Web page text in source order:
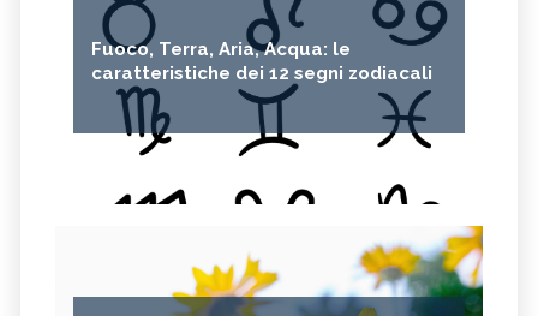
Fuoco, Terra, Aria, Acqua: le
caratteristiche dei 12 segni zodiacali